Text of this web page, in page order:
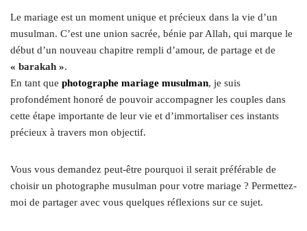
Le mariage est un moment unique et précieux dans la vie d’un
musulman. C’est une union sacrée, bénie par Allah, qui marque le
début d’un nouveau chapitre rempli d’amour, de partage et de
« barakah ».
En tant que photographe mariage musulman, je suis
profondément honoré de pouvoir accompagner les couples dans
cette étape importante de leur vie et d’immortaliser ces instants
précieux à travers mon objectif.
Vous vous demandez peut-être pourquoi il serait préférable de
choisir un photographe musulman pour votre mariage ? Permettez-
moi de partager avec vous quelques réflexions sur ce sujet.